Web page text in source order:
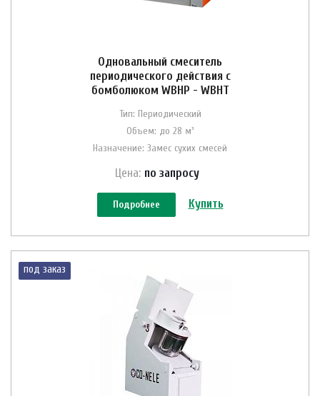
Одновальный смеситель
периодического действия с
бомболюком WBHP - WBHT
Тип: Периодический
Объем: до 28 м³
Назначение: Замес сухих смесей
Цена: по запросу
Подробнее Купить
под заказ